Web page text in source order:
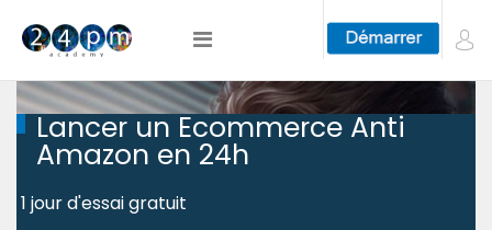
Lancer un Ecommerce Anti
Amazon en 24h
1 jour d'essai gratuit